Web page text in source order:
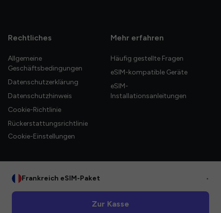
Rechtliches
Allgemeine
Geschäftsbedingungen
Datenschutzerklärung
Datenschutzhinweis
Cookie-Richtlinie
Rückerstattungsrichtlinie
Cookie-Einstellungen
Mehr erfahren
Häufig gestellte Fragen
eSIM-kompatible Geräte
eSIM-
Installationsanleitungen
Frankreich eSIM-Paket •
Zur Kasse